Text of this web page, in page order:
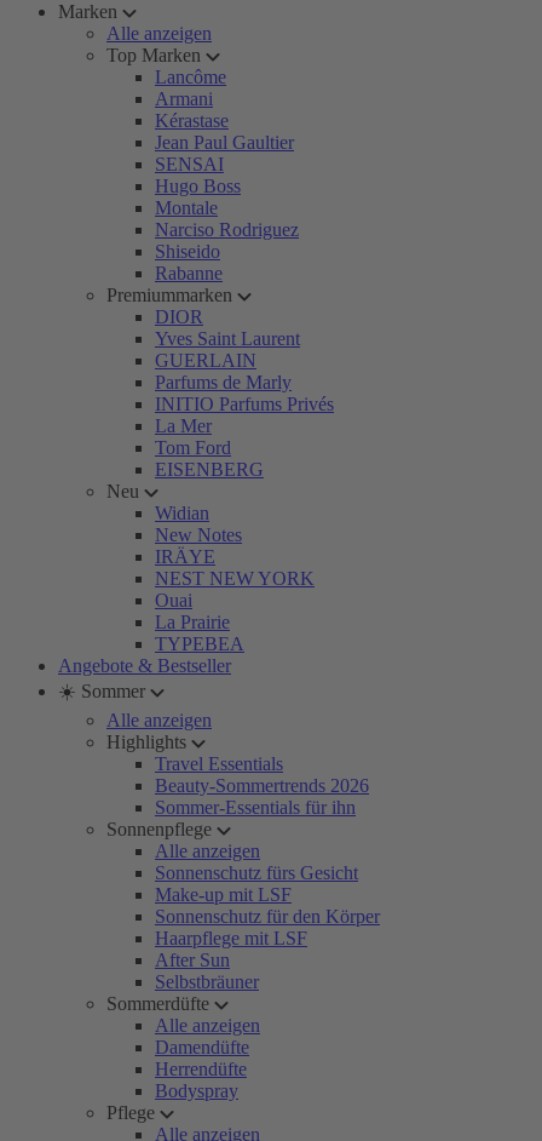
Marken
Alle anzeigen
Top Marken
Lancôme
Armani
Kérastase
Jean Paul Gaultier
SENSAI
Hugo Boss
Montale
Narciso Rodriguez
Shiseido
Rabanne
Premiummarken
DIOR
Yves Saint Laurent
GUERLAIN
Parfums de Marly
INITIO Parfums Privés
La Mer
Tom Ford
EISENBERG
Neu
Widian
New Notes
IRÄYE
NEST NEW YORK
Ouai
La Prairie
TYPEBEA
Angebote & Bestseller
☀️ Sommer
Alle anzeigen
Highlights
Travel Essentials
Beauty-Sommertrends 2026
Sommer-Essentials für ihn
Sonnenpflege
Alle anzeigen
Sonnenschutz fürs Gesicht
Make-up mit LSF
Sonnenschutz für den Körper
Haarpflege mit LSF
After Sun
Selbstbräuner
Sommerdüfte
Alle anzeigen
Damendüfte
Herrendüfte
Bodyspray
Pflege
Alle anzeigen